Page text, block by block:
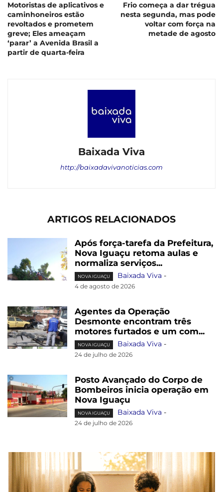
Motoristas de aplicativos e
caminhoneiros estão
revoltados e prometem
greve; Eles ameaçam
‘parar’ a Avenida Brasil a
partir de quarta-feira
Frio começa a dar trégua
nesta segunda, mas pode
voltar com força na
metade de agosto
Baixada Viva
http://baixadavivanoticias.com
ARTIGOS RELACIONADOS
Após força-tarefa da Prefeitura,
Nova Iguaçu retoma aulas e
normaliza serviços...
NOVA IGUAÇU Baixada Viva -
4 de agosto de 2026
Agentes da Operação
Desmonte encontram três
motores furtados e um com...
NOVA IGUAÇU Baixada Viva -
24 de julho de 2026
Posto Avançado do Corpo de
Bombeiros inicia operação em
Nova Iguaçu
NOVA IGUAÇU Baixada Viva -
24 de julho de 2026